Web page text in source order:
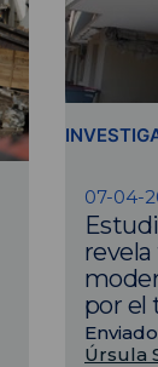
07-04-
por el
Úrsula